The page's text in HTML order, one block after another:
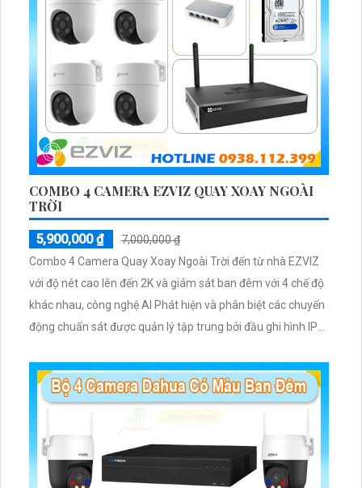
COMBO 4 CAMERA EZVIZ QUAY XOAY NGOÀI
TRỜI
5,900,000 ₫
7,000,000 ₫
Combo 4 Camera Quay Xoay Ngoài Trời đến từ nhà EZVIZ
với độ nét cao lên đến 2K và giám sát ban đêm với 4 chế độ
khác nhau, công nghệ AI Phát hiện và phân biệt các chuyển
động chuẩn sát được quản lý tập trung bởi đầu ghi hình IP